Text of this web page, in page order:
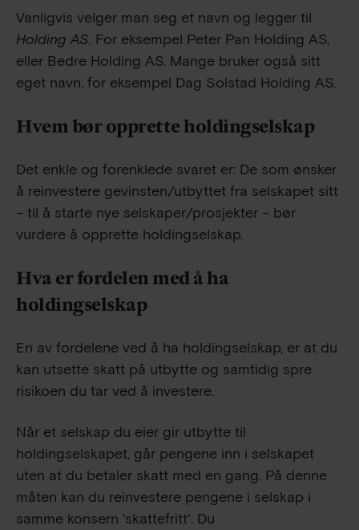
Vanligvis velger man seg et navn og legger til
Holding AS. For eksempel Peter Pan Holding AS,
eller Bedre Holding AS. Mange bruker også sitt
eget navn, for eksempel Dag Solstad Holding AS.
Hvem bør opprette holdingselskap
Det enkle og forenklede svaret er: De som ønsker
å reinvestere gevinsten/utbyttet fra selskapet sitt
– til å starte nye selskaper/prosjekter – bør
vurdere å opprette holdingselskap.
Hva er fordelen med å ha
holdingselskap
En av fordelene ved å ha holdingselskap, er at du
kan utsette skatt på utbytte og samtidig spre
risikoen du tar ved å investere.
Når et selskap du eier gir utbytte til
holdingselskapet, går pengene inn i selskapet
uten at du betaler skatt med en gang. På denne
måten kan du reinvestere pengene i selskap i
samme konsern 'skattefritt'. Du